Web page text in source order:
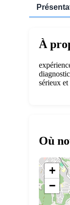
À
sérieux
Où
+
−